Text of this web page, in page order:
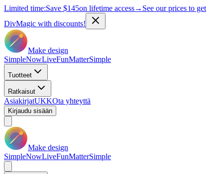
Limited time:Save $145on lifetime access→ See our prices to get
DivMagic with discounts!
Make design
SimpleNowLiveFunMatterSimple
Tuotteet
Ratkaisut
AsiakirjatUKKOta yhteyttä
Kirjaudu sisään
Make design
SimpleNowLiveFunMatterSimple